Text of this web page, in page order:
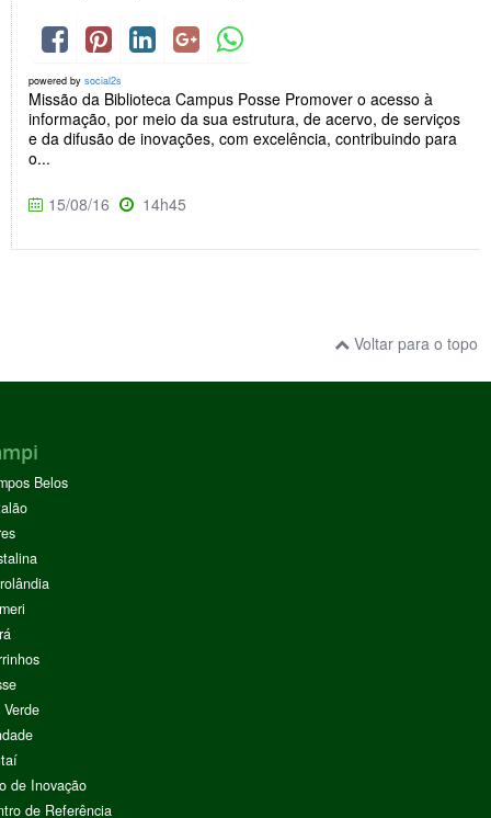
powered by social2s
Missão da Biblioteca Campus Posse Promover o acesso à
informação, por meio da sua estrutura, de acervo, de serviços
e da difusão de inovações, com excelência, contribuindo para
o...
15/08/16 14h45
Voltar para o topo
Belos
de Inovação
de Referência